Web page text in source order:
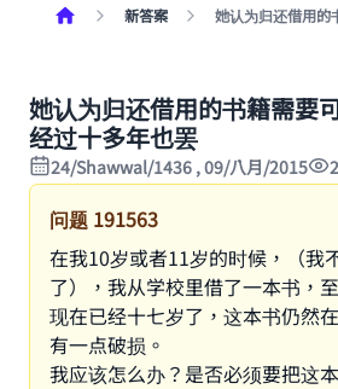
新答案 她认为归还借用的
她认为归还借用的书籍需要
经过十多年也罢
24/Shawwal/1436 , 09/八月/2015
问题 191563
在我10岁或者11岁的时候，（我
了），我从学校里借了一本书，
现在已经十七岁了，这本书仍然
有一点破损。
我应该怎么办？是否必须要把这